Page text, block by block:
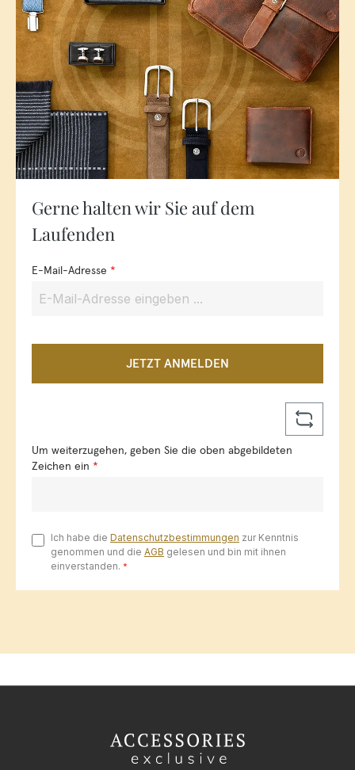
Gerne halten wir Sie auf dem
Laufenden
E-Mail-Adresse *
JETZT ANMELDEN
Um weiterzugehen, geben Sie die oben abgebildeten
Zeichen ein *
Ich habe die Datenschutzbestimmungen zur Kenntnis
genommen und die AGB gelesen und bin mit ihnen
einverstanden. *